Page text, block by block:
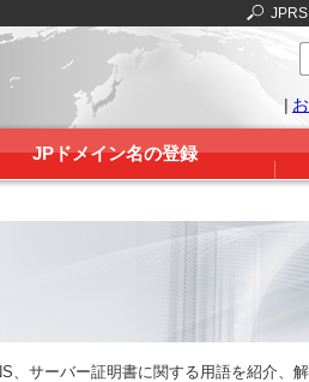
|
JPドメイン名の登録
サーバー証明書に関する用語を紹介、解